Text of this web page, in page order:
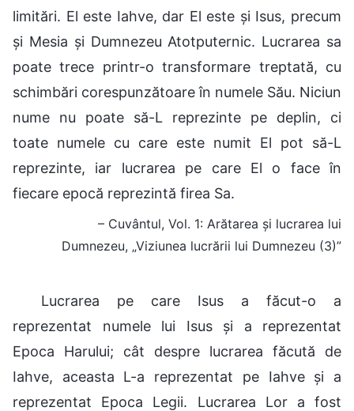
limitări. El este Iahve, dar El este și Isus, precum
și Mesia și Dumnezeu Atotputernic. Lucrarea sa
poate trece printr-o transformare treptată, cu
schimbări corespunzătoare în numele Său. Niciun
nume nu poate să-L reprezinte pe deplin, ci
toate numele cu care este numit El pot să-L
reprezinte, iar lucrarea pe care El o face în
fiecare epocă reprezintă firea Sa.
– Cuvântul, Vol. 1: Arătarea și lucrarea lui
Dumnezeu, „Viziunea lucrării lui Dumnezeu (3)”
Lucrarea pe care Isus a făcut-o a
reprezentat numele lui Isus și a reprezentat
Epoca Harului; cât despre lucrarea făcută de
Iahve, aceasta L-a reprezentat pe Iahve și a
reprezentat Epoca Legii. Lucrarea Lor a fost